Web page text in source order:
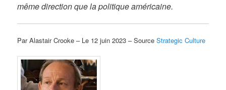
même direction que la politique américaine.
Par Alastair Crooke – Le 12 juin 2023 – Source Strategic Culture